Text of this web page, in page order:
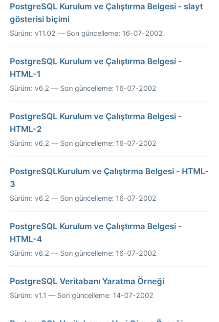
PostgreSQL Kurulum ve Çalıştırma Belgesi - slayt
gösterisi biçimi
Sürüm: v11.02 — Son güncelleme: 16-07-2002
PostgreSQL Kurulum ve Çalıştırma Belgesi -
HTML-1
Sürüm: v6.2 — Son güncelleme: 16-07-2002
PostgreSQL Kurulum ve Çalıştırma Belgesi -
HTML-2
Sürüm: v6.2 — Son güncelleme: 16-07-2002
PostgreSQLKurulum ve Çalıştırma Belgesi - HTML-
3
Sürüm: v6.2 — Son güncelleme: 16-07-2002
PostgreSQL Kurulum ve Çalıştırma Belgesi -
HTML-4
Sürüm: v6.2 — Son güncelleme: 16-07-2002
PostgreSQL Veritabanı Yaratma Örneği
Sürüm: v1.1 — Son güncelleme: 14-07-2002